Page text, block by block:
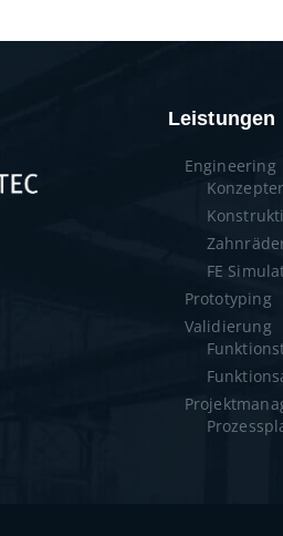
Leistungen
Engineering
FE
Prototyping
Validierung